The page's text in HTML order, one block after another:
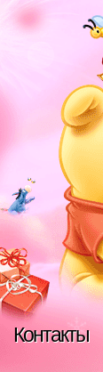
Контакты